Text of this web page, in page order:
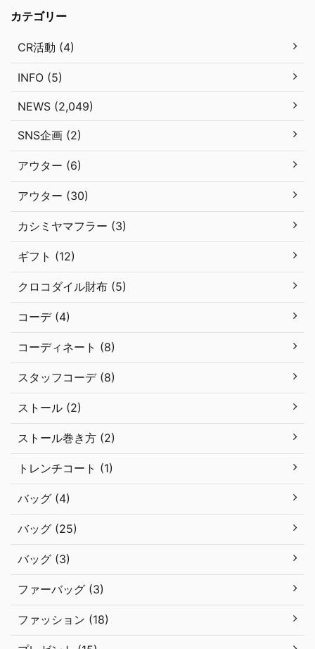
カテゴリー
CR活動 (4)
INFO (5)
NEWS (2,049)
SNS企画 (2)
アウター (6)
アウター (30)
カシミヤマフラー (3)
ギフト (12)
クロコダイル財布 (5)
コーデ (4)
コーディネート (8)
スタッフコーデ (8)
ストール (2)
ストール巻き方 (2)
トレンチコート (1)
バッグ (4)
バッグ (25)
バッグ (3)
ファーバッグ (3)
ファッション (18)